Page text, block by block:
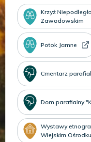
Krzyż
Zawadowskim
Potok Jamne
Cmentarz
Dom parafialny
Wystawy
Wiejskim